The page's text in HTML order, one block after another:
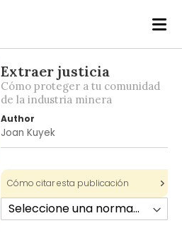
Extraer justicia
Cómo proteger a tu comunidad
de la industria minera
Author
Joan Kuyek
Cómo citar esta publicación